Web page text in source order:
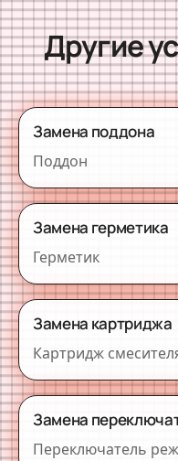
Другие
Замена поддона
Поддон
Замена герметика
Герметик
Замена картриджа
Картридж
Замена
Переключатель